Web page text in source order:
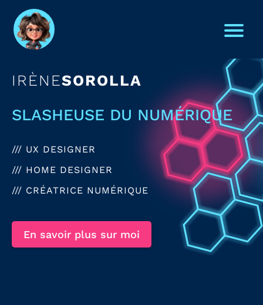
IRÈNESOROLLA
SLASHEUSE DU NUMÉRIQUE _
/// UX DESIGNER
/// HOME DESIGNER
/// CRÉATRICE NUMÉRIQUE
En savoir plus sur moi